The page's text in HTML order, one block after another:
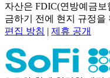
자산은 FDIC(연방예금
금하기 전에 현지 규정을
편집 방침 | 제휴 공개